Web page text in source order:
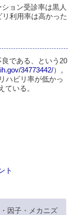
ョン受診率は黒人
利用率は高かった
である、という20
34773442/）。
ハビリ率が低かっ
ている。
ト
因子・メカニズ